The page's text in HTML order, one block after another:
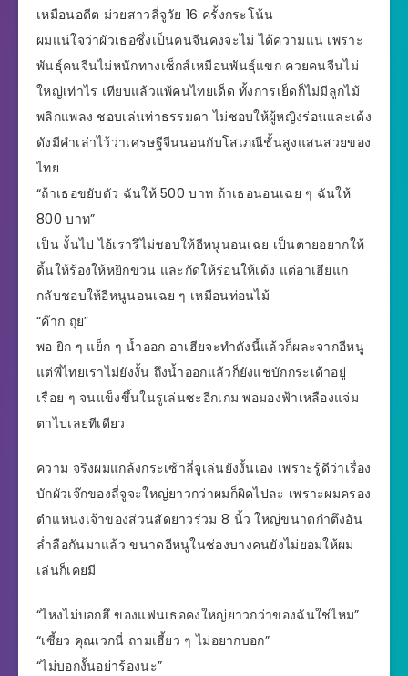
เหมือนอดีต ม่วยสาวลี่จูวัย 16 ครั้งกระโน้น
ผมแน่ใจว่าผัวเธอซึ่งเป็นคนจีนคงจะไม่ ได้ความแน่ เพราะ
พันธุ์คนจีนไม่หนักทางเซ็กส์เหมือนพันธุ์แขก ควยคนจีนไม่
ใหญ่เท่าไร เทียบแล้วแพ้คนไทยเด็ด ทั้งการเย็ดก็ไม่มีลูกไม้
พลิกแพลง ชอบเล่นท่าธรรมดา ไม่ชอบให้ผู้หญิงร่อนและเด้ง
ดังมีคำเล่าไว้ว่าเศรษฐีจีนนอนกับโสเภณีชั้นสูงแสนสวยของ
ไทย
“ถ้าเธอขยับตัว ฉันให้ 500 บาท ถ้าเธอนอนเฉย ๆ ฉันให้
800 บาท”
เป็น งั้นไป ไอ้เรารึไม่ชอบให้อีหนูนอนเฉย เป็นตายอยากให้
ดิ้นให้ร้องให้หยิกข่วน และกัดให้ร่อนให้เด้ง แต่อาเฮียแก
กลับชอบให้อีหนูนอนเฉย ๆ เหมือนท่อนไม้
“ค๊าก ถุย”
พอ ยิก ๆ แย็ก ๆ น้ำออก อาเฮียจะทำดังนี้แล้วก็ผละจากอีหนู
แต่พี่ไทยเราไม่ยังงั้น ถึงน้ำออกแล้วก็ยังแช่บักกระเด้าอยู่
เรื่อย ๆ จนแข็งขึ้นในรูเล่นซะอีกเกม พอมองฟ้าเหลืองแจ่ม
ตาไปเลยทีเดียว
ความ จริงผมแกล้งกระเซ้าลี่จูเล่นยังงั้นเอง เพราะรู้ดีว่าเรื่อง
บักผัวเจ๊กของลี่จูจะใหญ่ยาวกว่าผมก็ผิดไปละ เพราะผมครอง
ตำแหน่งเจ้าของส่วนสัดยาวร่วม 8 นิ้ว ใหญ่ขนาดกำตึงอัน
ล่ำลือกันมาแล้ว ขนาดอีหนูในซ่องบางคนยังไม่ยอมให้ผม
เล่นก็เคยมี
“ไหงไม่บอกฮึ ของแฟนเธอคงใหญ่ยาวกว่าของฉันใช่ไหม”
“เซี้ยว คุณเวกนี่ ถามเฮี้ยว ๆ ไม่อยากบอก”
“ไม่บอกงั้นอย่าร้องนะ”